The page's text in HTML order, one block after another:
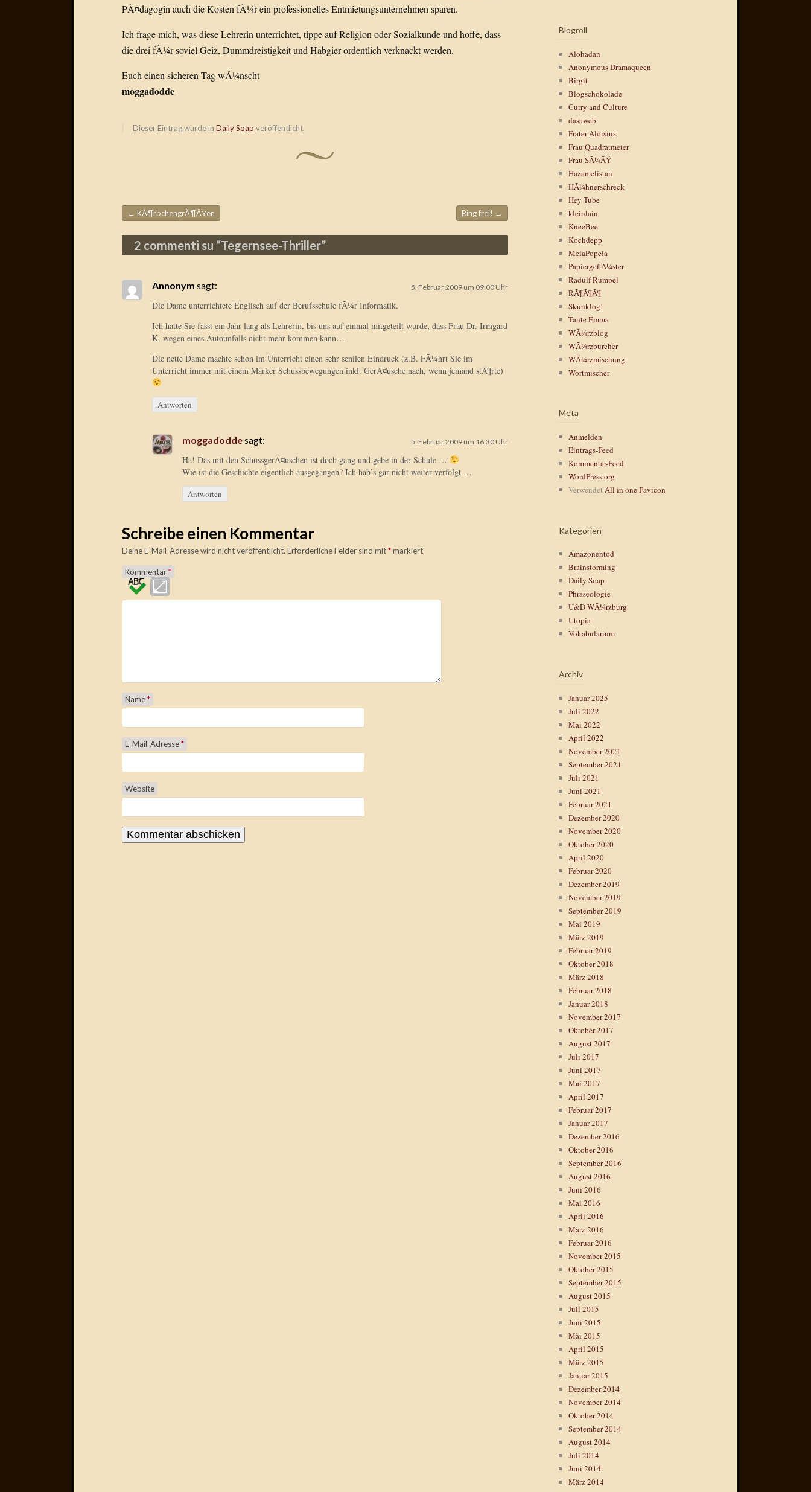
PÃ¤dagogin auch die Kosten fÃ¼r ein professionelles Entmietungsunternehmen sparen.
Ich frage mich, was diese Lehrerin unterrichtet, tippe auf Religion oder Sozialkunde und hoffe, dass
die drei fÃ¼r soviel Geiz, Dummdreistigkeit und Habgier ordentlich verknackt werden.
Euch einen sicheren Tag wÃ¼nscht
moggadodde
Dieser Eintrag wurde in Daily Soap veröffentlicht.
Beitragsnavigation
← KÃ¶rbchengrÃ¶ÃŸen Ring frei! →
2 commenti su “Tegernsee-Thriller”
Annonym sagt: 5. Februar 2009 um 09:00 Uhr
Die Dame unterrichtete Englisch auf der Berufsschule fÃ¼r Informatik.
Ich hatte Sie fasst ein Jahr lang als Lehrerin, bis uns auf einmal mitgeteilt wurde, dass Frau Dr. Irmgard
K. wegen eines Autounfalls nicht mehr kommen kann…
Die nette Dame machte schon im Unterricht einen sehr senilen Eindruck (z.B. FÃ¼hrt Sie im
Unterricht immer mit einem Marker Schussbewegungen inkl. GerÃ¤usche nach, wenn jemand stÃ¶rte)
Antworten
moggadoddesagt: 5. Februar 2009 um 16:30 Uhr
Ha! Das mit den SchussgerÃ¤uschen ist doch gang und gebe in der Schule …
Wie ist die Geschichte eigentlich ausgegangen? Ich hab’s gar nicht weiter verfolgt …
Antworten
Schreibe einen Kommentar
Deine E-Mail-Adresse wird nicht veröffentlicht. Erforderliche Felder sind mit*markiert
Kommentar*
Name*
E-Mail-Adresse*
Website
Blogroll
Alohadan
Anonymous Dramaqueen
Birgit
Blogschokolade
Curry and Culture
dasaweb
Frater Aloisius
Frau Quadratmeter
Frau SÃ¼ÃŸ
Hazamelistan
HÃ¼hnerschreck
Hey Tube
kleinlain
KneeBee
Kochdepp
MeiaPopeia
PapiergeflÃ¼ster
Radulf Rumpel
RÃ¶Ã¶Ã¶
Skunklog!
Tante Emma
WÃ¼rzblog
WÃ¼rzburcher
WÃ¼rzmischung
Wortmischer
Meta
Anmelden
Eintrags-Feed
Kommentar-Feed
WordPress.org
Verwendet All in one Favicon
Kategorien
Amazonentod
Brainstorming
Daily Soap
Phraseologie
U&D WÃ¼rzburg
Utopia
Vokabularium
Archiv
Januar 2025
Juli 2022
Mai 2022
April 2022
November 2021
September 2021
Juli 2021
Juni 2021
Februar 2021
Dezember 2020
November 2020
Oktober 2020
April 2020
Februar 2020
Dezember 2019
November 2019
September 2019
Mai 2019
März 2019
Februar 2019
Oktober 2018
März 2018
Februar 2018
Januar 2018
November 2017
Oktober 2017
August 2017
Juli 2017
Juni 2017
Mai 2017
April 2017
Februar 2017
Januar 2017
Dezember 2016
Oktober 2016
September 2016
August 2016
Juni 2016
Mai 2016
April 2016
März 2016
Februar 2016
November 2015
Oktober 2015
September 2015
August 2015
Juli 2015
Juni 2015
Mai 2015
April 2015
März 2015
Januar 2015
Dezember 2014
November 2014
Oktober 2014
September 2014
August 2014
Juli 2014
Juni 2014
März 2014